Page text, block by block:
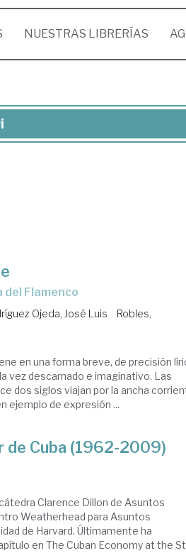
NUESTRAS LIBRERÍAS
del Flamenco
Ojeda, José Luis
Robles,
en una forma breve, de precisión
vez descarnado e imaginativo. Las
dos siglos viajan por la ancha
ejemplo de expresión ...
de Cuba (1962-2009)
Clarence Dillon de Asuntos
Weatherhead para Asuntos
de Harvard. Últimamente ha
en The Cuban Economy at the